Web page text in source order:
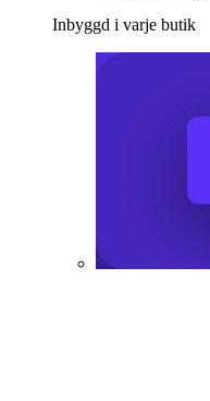
Inbyggd i varje butik